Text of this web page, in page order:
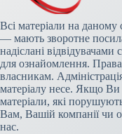
Всі матеріали на даному
— мають зворотне
надіслані
для ознайомлення.
власникам.
матеріалу несе. Якщо
матеріали, які
Вам, Вашій компанії чи
нас.